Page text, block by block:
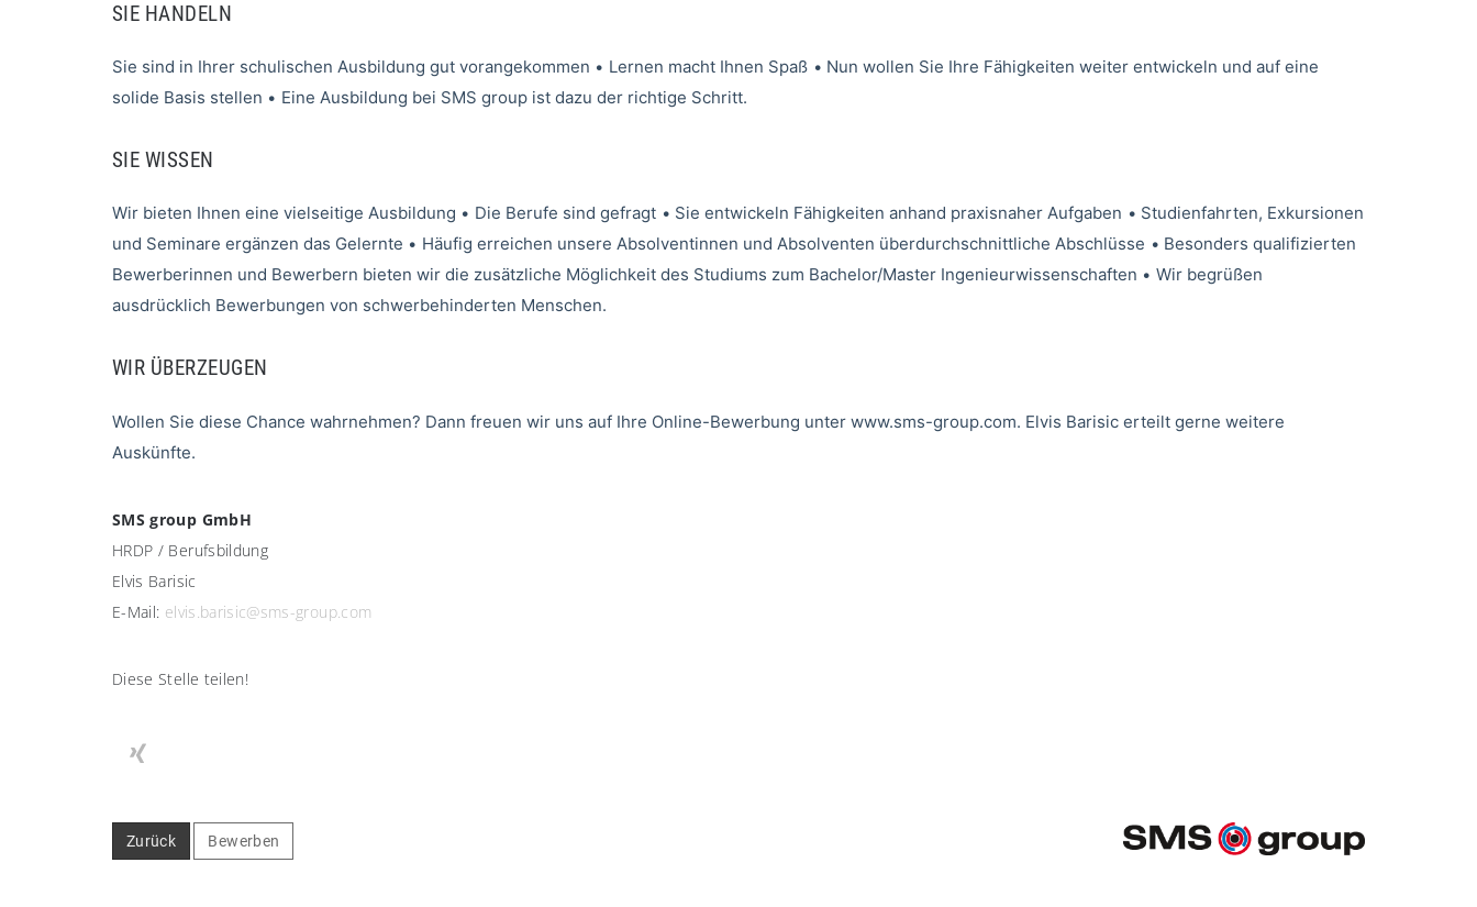
SIE HANDELN
Sie sind in Ihrer schulischen Ausbildung gut vorangekommen • Lernen macht Ihnen Spaß • Nun wollen Sie Ihre Fähigkeiten weiter entwickeln und auf eine
solide Basis stellen • Eine Ausbildung bei SMS group ist dazu der richtige Schritt.
SIE WISSEN
Wir bieten Ihnen eine vielseitige Ausbildung • Die Berufe sind gefragt • Sie entwickeln Fähigkeiten anhand praxisnaher Aufgaben • Studienfahrten, Exkursionen
und Seminare ergänzen das Gelernte • Häufig erreichen unsere Absolventinnen und Absolventen überdurchschnittliche Abschlüsse • Besonders qualifizierten
Bewerberinnen und Bewerbern bieten wir die zusätzliche Möglichkeit des Studiums zum Bachelor/Master Ingenieurwissenschaften • Wir begrüßen
ausdrücklich Bewerbungen von schwerbehinderten Menschen.
WIR ÜBERZEUGEN​
Wollen Sie diese Chance wahrnehmen? Dann freuen wir uns auf Ihre Online-Bewerbung unter www.sms-group.com. Elvis Barisic erteilt gerne weitere
Auskünfte.
SMS group GmbH
HRDP / Berufsbildung
Elvis Barisic
E-Mail: elvis.barisic@sms-group.com
Diese Stelle teilen!
Zurück Bewerben